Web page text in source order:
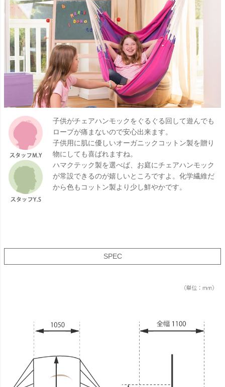
子供がチェアハンモックをぐるぐる回して遊んでも
ロープが痛まないので安心出来ます。
子供用に肌に優しいオーガニックコットン製を贈り
物にしても喜ばれますね。
ハマクテック製を選べば、お庭にチェアハンモック
が常設できるのが嬉しいところですよ。化学繊維だ
から色もコットン製より少し鮮やかです。
SPEC